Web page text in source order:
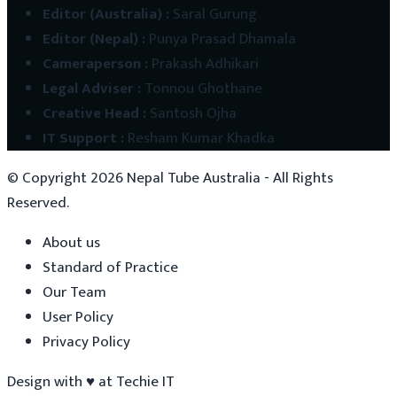
Editor (Australia) : Saral Gurung
Editor (Nepal) : Punya Prasad Dhamala
Cameraperson : Prakash Adhikari
Legal Adviser: Tonnou Ghothane
Creative Head : Santosh Ojha
IT Support : Resham Kumar Khadka
© Copyright2026Nepal Tube Australia - All Rights
Reserved.
About us
Standard of Practice
Our Team
User Policy
Privacy Policy
Design with ♥atTechie IT